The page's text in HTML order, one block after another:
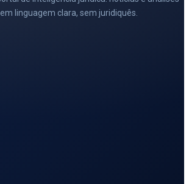
linguagem clara, sem juridiquês.